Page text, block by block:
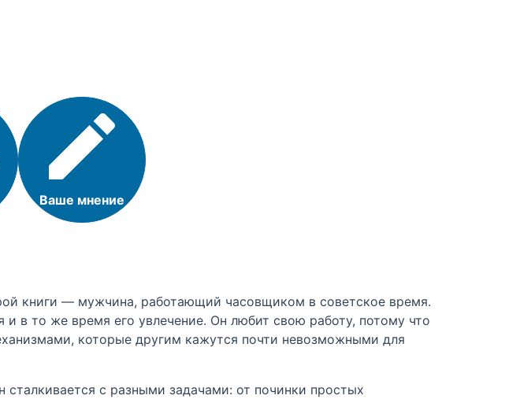
Ваше мнение
книги — мужчина, работающий часовщиком в советское время.
в то же время его увлечение. Он любит свою работу, потому что
которые другим кажутся почти невозможными для
с разными задачами: от починки простых